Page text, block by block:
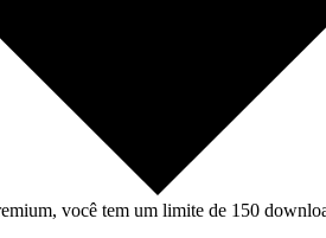
você tem um limite de 150